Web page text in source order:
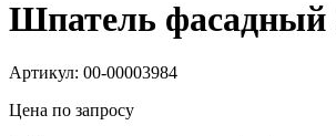
Шпатель фасадный
Артикул: 00-00003984
Цена по запросу